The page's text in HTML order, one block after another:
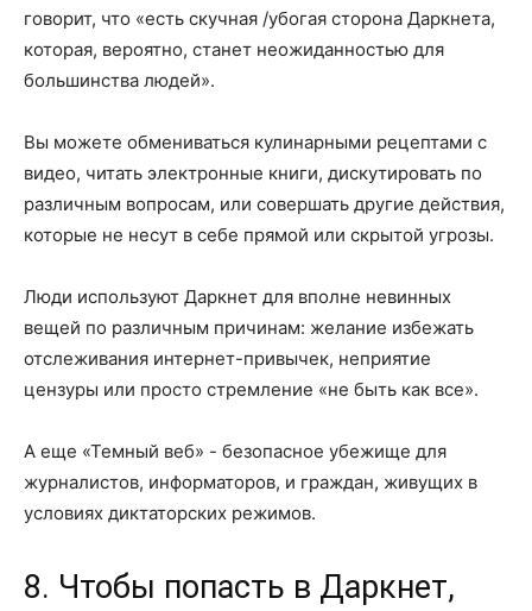
говорит, что «есть скучная /убогая сторона Даркнета,
которая, вероятно, станет неожиданностью для
большинства людей».
Вы можете обмениваться кулинарными рецептами с
видео, читать электронные книги, дискутировать по
различным вопросам, или совершать другие действия,
которые не несут в себе прямой или скрытой угрозы.
Люди используют Даркнет для вполне невинных
вещей по различным причинам: желание избежать
отслеживания интернет-привычек, неприятие
цензуры или просто стремление «не быть как все».
А еще «Темный веб» - безопасное убежище для
журналистов, информаторов, и граждан, живущих в
условиях диктаторских режимов.
8. Чтобы попасть в Даркнет,